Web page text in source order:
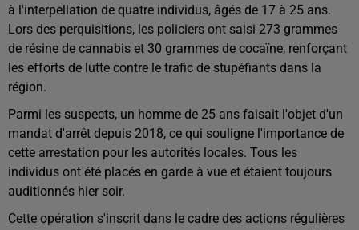
à l'interpellation de quatre individus, âgés de 17 à 25 ans.
Lors des perquisitions, les policiers ont saisi 273 grammes
de résine de cannabis et 30 grammes de cocaïne, renforçant
les efforts de lutte contre le trafic de stupéfiants dans la
région.
Parmi les suspects, un homme de 25 ans faisait l'objet d'un
mandat d'arrêt depuis 2018, ce qui souligne l'importance de
cette arrestation pour les autorités locales. Tous les
individus ont été placés en garde à vue et étaient toujours
auditionnés hier soir.
Cette opération s'inscrit dans le cadre des actions régulières